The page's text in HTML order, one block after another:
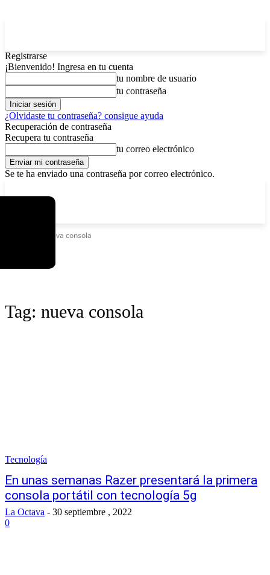
Registrarse
¡Bienvenido! Ingresa en tu cuenta
tu nombre de usuario
tu contraseña
¿Olvidaste tu contraseña? consigue ayuda
Recuperación de contraseña
Recupera tu contraseña
tu correo electrónico
Se te ha enviado una contraseña por correo electrónico.
Nueva consola
Tag: nueva consola
Tecnología
En unas semanas Razer presentará la primera
consola portátil con tecnología 5g
La Octava - 30 septiembre , 2022
0